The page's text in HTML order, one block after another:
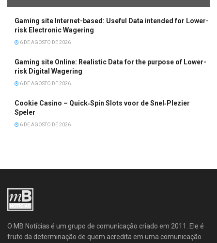
Gaming site Internet-based: Useful Data intended for Lower-
risk Electronic Wagering
6 DE AGOSTO DE 2026
Gaming site Online: Realistic Data for the purpose of Lower-
risk Digital Wagering
6 DE AGOSTO DE 2026
Cookie Casino – Quick‑Spin Slots voor de Snel‑Plezier
Speler
6 DE AGOSTO DE 2026
O MB Notícias é um grupo de comunicação criado em 2011. Ele é
fruto da determinação de quem acredita em uma comunicação